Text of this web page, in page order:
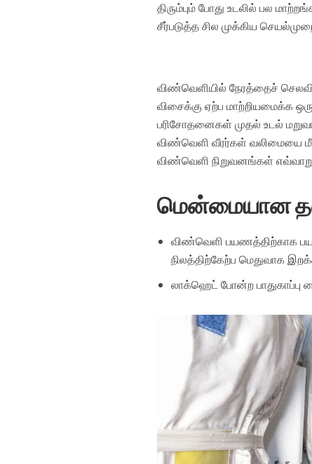
திரும்பும் போது உடலில் பல
சீர்படுத்த சில முக்கிய
விண்வெளியில் நேரத்தைச்
விசைக்கு ஏற்ப மாற்றியமைக்க
பரிசோதனைகள் முதல் உடல்
விண்வெளி வீரர்கள் வலிமையை
விண்வெளி நிறுவனங்கள்
மென்மையான
விண்வெளி பயணத்திற்காக
நிலத்திற்கேற்ப மெதுவாக
லாக்ஹெட் போன்ற பாதுகாப்பு